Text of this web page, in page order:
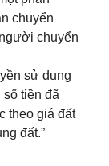
chuyển
chuyển
sử dụng
tiền đã
theo giá đất
đất.”